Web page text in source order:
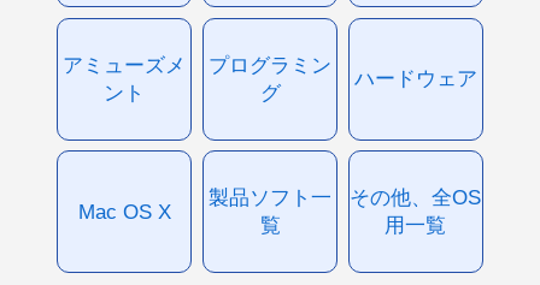
アミューズメ
ント
プログラミン
グ
ハードウェア
Mac OS X
製品ソフト一
覧
その他、全OS
用一覧